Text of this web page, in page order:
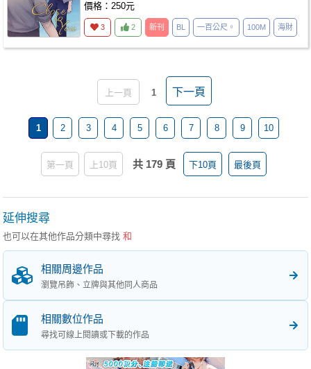
價格：250元
3 2 新刊 BL 一百公尺。 100M 海財
上一頁 1 下一頁
1 2 3 4 5 6 7 8 9 10
第一頁 上10頁 共 179 頁 下10頁 最後頁
延伸搜尋
也可以在其他作品分類中尋找和
相關周邊作品
瀏覽吊飾、立牌與其他同人商品
相關數位作品
尋找可線上閱讀或下載的作品